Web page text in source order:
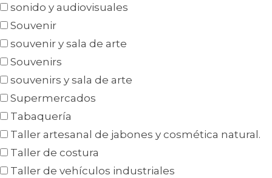
sonido y audiovisuales
Souvenir
souvenir y sala de arte
Souvenirs
souvenirs y sala de arte
Supermercados
Tabaquería
Taller artesanal de jabones y cosmética natural.
Taller de costura
Taller de vehículos industriales